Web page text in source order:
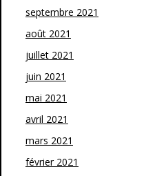
septembre 2021
août 2021
juillet 2021
juin 2021
mai 2021
avril 2021
mars 2021
février 2021